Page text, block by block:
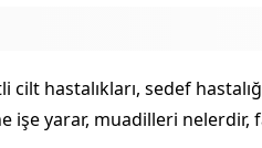
cilt hastalıkları, sedef
ne işe yarar, muadilleri